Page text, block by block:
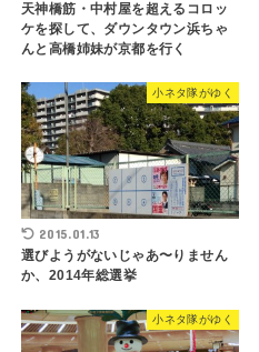
天神橋筋・中村屋を超えるコロッ
ケを探して、ダウンタウン浜ちゃ
んと高橋姉妹が京都を行く
小ネタ隊がゆく
2015.01.13
選びようがないじゃあ〜りません
か、2014年総選挙
小ネタ隊がゆく